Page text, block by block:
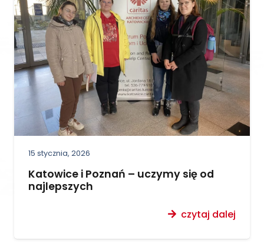
15 stycznia, 2026
Katowice i Poznań – uczymy się od
najlepszych
czytaj dalej